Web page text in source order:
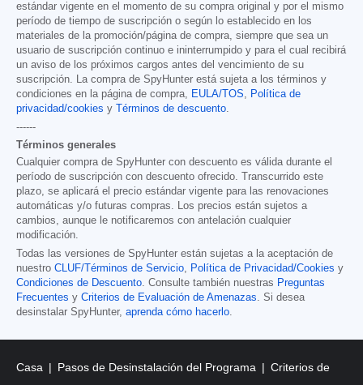
estándar vigente en el momento de su compra original y por el mismo
período de tiempo de suscripción o según lo establecido en los
materiales de la promoción/página de compra, siempre que sea un
usuario de suscripción continuo e ininterrumpido y para el cual recibirá
un aviso de los próximos cargos antes del vencimiento de su
suscripción. La compra de SpyHunter está sujeta a los términos y
condiciones en la página de compra, EULA/TOS, Política de
privacidad/cookies y Términos de descuento.
------
Términos generales
Cualquier compra de SpyHunter con descuento es válida durante el
período de suscripción con descuento ofrecido. Transcurrido este
plazo, se aplicará el precio estándar vigente para las renovaciones
automáticas y/o futuras compras. Los precios están sujetos a
cambios, aunque le notificaremos con antelación cualquier
modificación.
Todas las versiones de SpyHunter están sujetas a la aceptación de
nuestro CLUF/Términos de Servicio, Política de Privacidad/Cookies y
Condiciones de Descuento. Consulte también nuestras Preguntas
Frecuentes y Criterios de Evaluación de Amenazas. Si desea
desinstalar SpyHunter, aprenda cómo hacerlo.
Casa Pasos de Desinstalación del Programa
Criterios de